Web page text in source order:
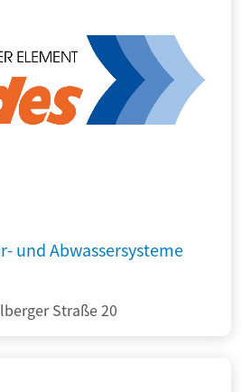
und Abwassersysteme
Straße 20